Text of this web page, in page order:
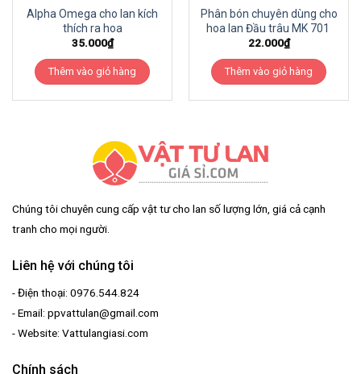
Alpha Omega cho lan kích
thích ra hoa
35.000₫
Thêm vào giỏ hàng
Phân bón chuyên dùng cho
hoa lan Đầu trâu MK 701
22.000₫
Thêm vào giỏ hàng
Chúng tôi chuyên cung cấp vật tư cho lan số lượng lớn, giá cả cạnh
tranh cho mọi người.
Liên hệ với chúng tôi
- Điện thoại: 0976.544.824
- Email: ppvattulan@gmail.com
- Website: Vattulangiasi.com
Chính sách